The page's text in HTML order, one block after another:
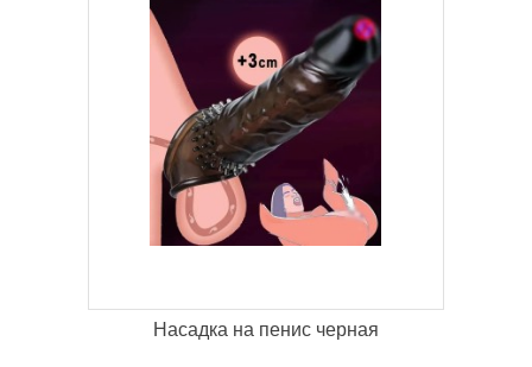
Насадка на пенис черная